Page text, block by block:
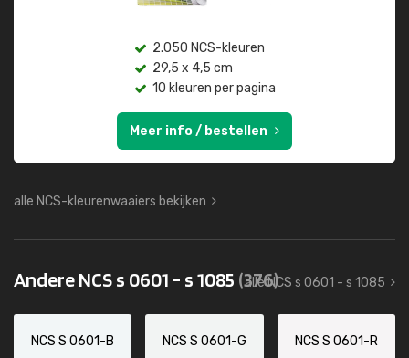
2.050 NCS-kleuren
29,5 x 4,5 cm
10 kleuren per pagina
Meer info / bestellen
alle NCS-kleurenwaaiers bekijken
Andere NCS s 0601 - s 1085 (376)
alle NCS s 0601 - s 1085
NCS S 0601-B NCS S 0601-G NCS S 0601-R